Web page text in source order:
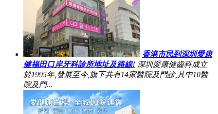
香港市民到深圳愛康
健福田口岸牙科診所地址及路線! 深圳愛康健齒科成立
於1995年,發展至今,旗下共有14家醫院及門診,其中10醫
院及門...